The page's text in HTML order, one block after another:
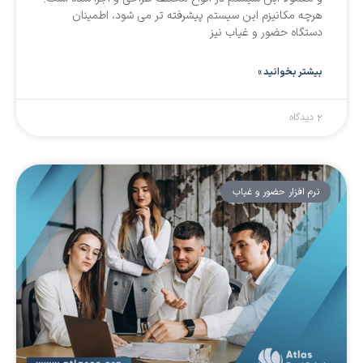
هرچه مکانیزم این سیستم پیشرفته تر می شود، اطمینان
دستگاه حضور و غیاب نیز
بیشتر بخوانید »
2 دیدگاه
نرم افزار حضور و غیاب